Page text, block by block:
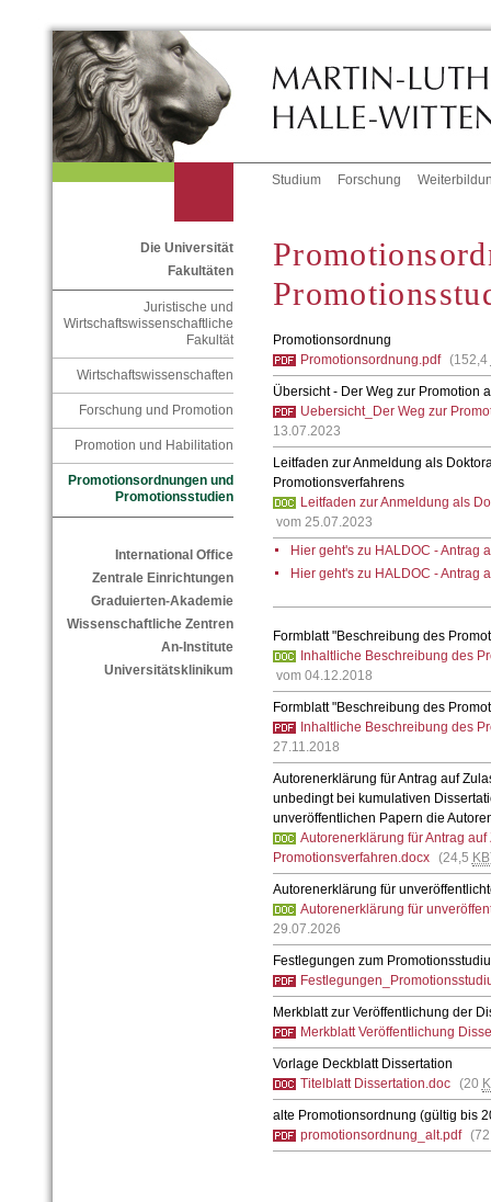
Studium Forschung
Die Universität
Fakultäten
Juristische und
Wirtschaftswissenschaftliche
Fakultät
Wirtschaftswissenschaften
Forschung und Promotion
Promotion und Habilitation
Promotionsordnungen und
Promotionsstudien
International Office
Zentrale Einrichtungen
Graduierten-Akademie
Wissenschaftliche Zentren
An-Institute
Universitätsklinikum
Promotionsordnung
Promotionsordnung.pdf (152,4
Übersicht - Der Weg zur Promotion
Uebersicht_Der Weg zur
13.07.2023
Leitfaden zur Anmeldung als
Promotionsverfahrens
Leitfaden zur Anmeldung als
vom 25.07.2023
Hier geht's zu HALDOC - Antrag
Hier geht's zu HALDOC - Antrag
Formblatt "Beschreibung des
Inhaltliche Beschreibung des
vom 04.12.2018
Formblatt "Beschreibung des
Inhaltliche Beschreibung des
27.11.2018
Autorenerklärung für Antrag auf
unbedingt bei kumulativen
unveröffentlichen Papern die
Autorenerklärung für Antrag
Promotionsverfahren.docx (24,5 KB
Autorenerklärung für
Autorenerklärung für
29.07.2026
Festlegungen zum
Merkblatt zur Veröffentlichung der
Merkblatt Veröffentlichung
Vorlage Deckblatt Dissertation
Titelblatt Dissertation.doc (20
alte Promotionsordnung (gültig bis
promotionsordnung_alt.pdf